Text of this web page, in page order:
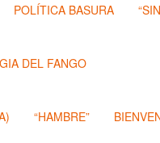
POLÍTICA BASURA
DEL FANGO
“HAMBRE”